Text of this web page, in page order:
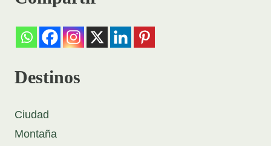
Destinos
Ciudad
Montaña